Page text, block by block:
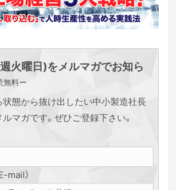
火曜日)をメルマガでお知ら
無料ー
態から抜け出したい中小製造社長
マガです。ぜひご登録下さい。
mail）